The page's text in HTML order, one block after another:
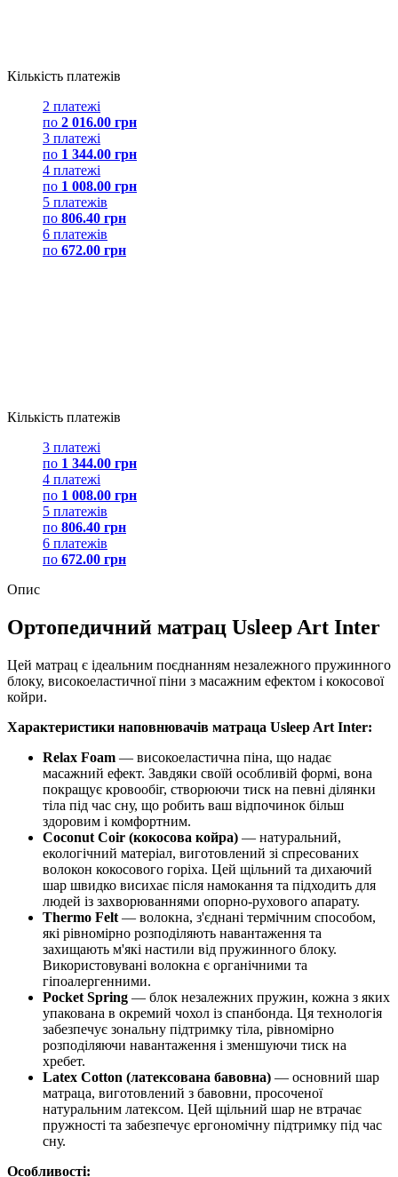
Кількість платежів
2 платежі
по 2 016.00 грн
3 платежі
по 1 344.00 грн
4 платежі
по 1 008.00 грн
5 платежів
по 806.40 грн
6 платежів
по 672.00 грн
Кількість платежів
3 платежі
по 1 344.00 грн
4 платежі
по 1 008.00 грн
5 платежів
по 806.40 грн
6 платежів
по 672.00 грн
Опис
Ортопедичний матрац Usleep Art Inter
Цей матрац є ідеальним поєднанням незалежного пружинного
блоку, високоеластичної піни з масажним ефектом і кокосової
койри.
Характеристики наповнювачів матраца Usleep Art Inter:
Relax Foam — високоеластична піна, що надає
масажний ефект. Завдяки своїй особливій формі, вона
покращує кровообіг, створюючи тиск на певні ділянки
тіла під час сну, що робить ваш відпочинок більш
здоровим і комфортним.
Coconut Coir (кокосова койра) — натуральний,
екологічний матеріал, виготовлений зі спресованих
волокон кокосового горіха. Цей щільний та дихаючий
шар швидко висихає після намокання та підходить для
людей із захворюваннями опорно-рухового апарату.
Thermo Felt — волокна, з'єднані термічним способом,
які рівномірно розподіляють навантаження та
захищають м'які настили від пружинного блоку.
Використовувані волокна є органічними та
гіпоалергенними.
Pocket Spring — блок незалежних пружин, кожна з яких
упакована в окремий чохол із спанбонда. Ця технологія
забезпечує зональну підтримку тіла, рівномірно
розподіляючи навантаження і зменшуючи тиск на
хребет.
Latex Cotton (латексована бавовна) — основний шар
матраца, виготовлений з бавовни, просоченої
натуральним латексом. Цей щільний шар не втрачає
пружності та забезпечує ергономічну підтримку під час
сну.
Особливості: